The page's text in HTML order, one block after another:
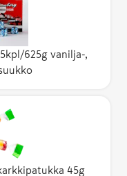
625g vanilja-,
45g